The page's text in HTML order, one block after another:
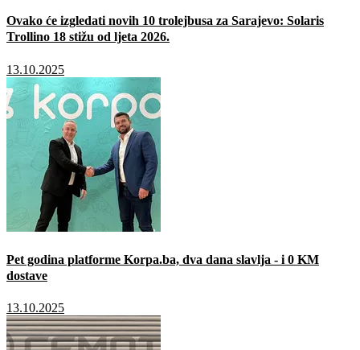
Ovako će izgledati novih 10 trolejbusa za Sarajevo: Solaris
Trollino 18 stižu od ljeta 2026.
13.10.2025
Pet godina platforme Korpa.ba, dva dana slavlja - i 0 KM
dostave
13.10.2025